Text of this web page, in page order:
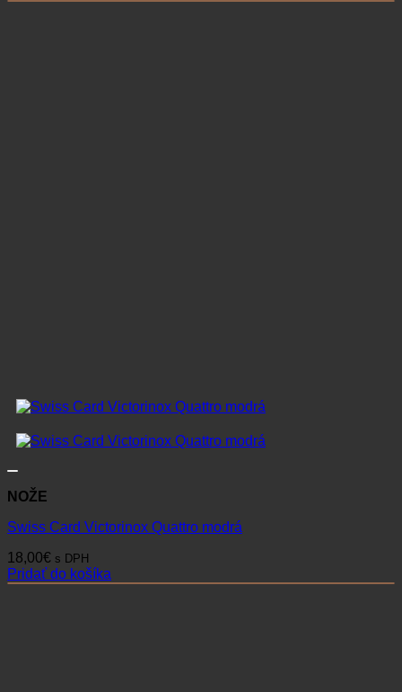
NOŽE
Swiss Card Victorinox Quattro modrá
18,00€ s DPH
Pridať do košíka